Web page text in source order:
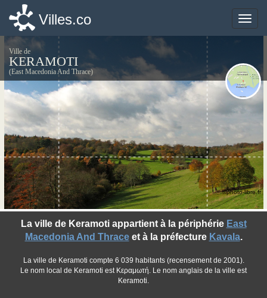
Toggle
Villes.co
Ville de
KERAMOTI
(East Macedonia And Thrace)
La ville de Keramoti appartient à la périphérie East
Macedonia And Thraceet à la préfecture Kavala.
La ville de Keramoti compte 6 039 habitants (recensement de 2001).
Le nom local de Keramoti est Κεραμωτή. Le nom anglais de la ville est
Keramoti.
©photo-libre.fr
Toggle
Villes.co